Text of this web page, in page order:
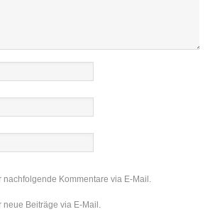
nachfolgende Kommentare via E-Mail.
neue Beiträge via E-Mail.